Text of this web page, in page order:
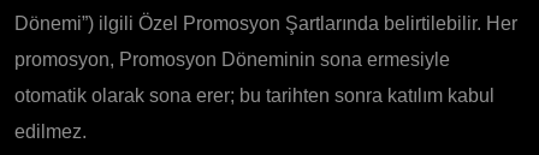
Dönemi”) ilgili Özel Promosyon Şartlarında belirtilebilir. Her
promosyon, Promosyon Döneminin sona ermesiyle
otomatik olarak sona erer; bu tarihten sonra katılım kabul
edilmez.